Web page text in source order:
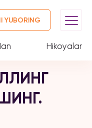
Hikoyalar
YUBORING